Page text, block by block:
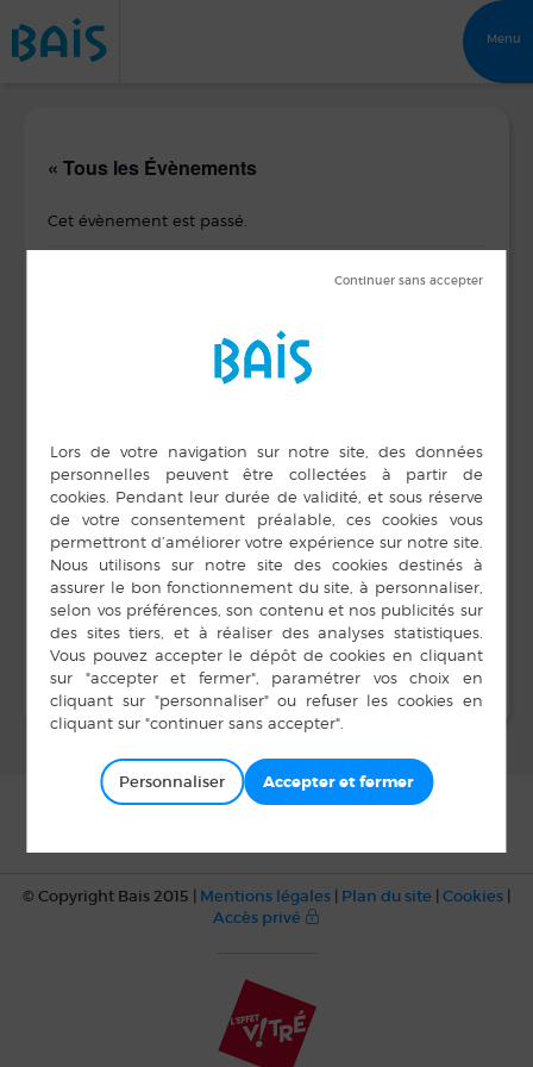
Menu
« Tous les Évènements
Cet évènement est passé.
Banquet Club de l’Espérance
Date :
7 avril 2016
LIEU
Salle Unisson
Club de L’Espérance
Bal Unisson Musique
Solidarité
Atelier Origami Les
lapins Manga
© Copyright Bais 2015 | Mentions légales | Plan du site | Cookies |
Accès privé
Personnaliser